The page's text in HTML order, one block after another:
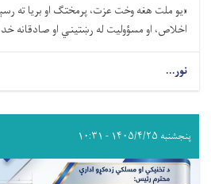
«یو ملت هغه وخت عزت، پرمختګ او بریا ته
اخلاص، او مسؤولیت له رښتیني او صادقانه
نور...
پنجشنبه ۱۴۰۵/۴/۲۵ - ۱۰:۳۱